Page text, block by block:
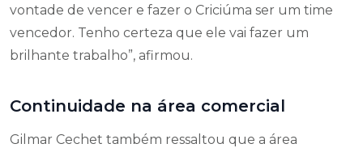
vontade de vencer e fazer o Criciúma ser um time
vencedor. Tenho certeza que ele vai fazer um
brilhante trabalho”, afirmou.
Continuidade na área comercial
Gilmar Cechet também ressaltou que a área